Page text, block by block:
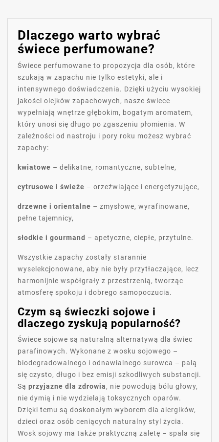
Dlaczego warto wybrać
świece perfumowane?
Świece perfumowane to propozycja dla osób, które
szukają w zapachu nie tylko estetyki, ale i
intensywnego doświadczenia. Dzięki użyciu wysokiej
jakości olejków zapachowych, nasze świece
wypełniają wnętrze głębokim, bogatym aromatem,
który unosi się długo po zgaszeniu płomienia. W
zależności od nastroju i pory roku możesz wybrać
zapachy:
kwiatowe – delikatne, romantyczne, subtelne,
cytrusowe i świeże – orzeźwiające i energetyzujące,
drzewne i orientalne – zmysłowe, wyrafinowane,
pełne tajemnicy,
słodkie i gourmand – apetyczne, ciepłe, przytulne.
Wszystkie zapachy zostały starannie
wyselekcjonowane, aby nie były przytłaczające, lecz
harmonijnie współgrały z przestrzenią, tworząc
atmosferę spokoju i dobrego samopoczucia.
Czym są świeczki sojowe i
dlaczego zyskują popularność?
Świece sojowe są naturalną alternatywą dla świec
parafinowych. Wykonane z wosku sojowego –
biodegradowalnego i odnawialnego surowca – palą
się czysto, długo i bez emisji szkodliwych substancji.
Są przyjazne dla zdrowia, nie powodują bólu głowy,
nie dymią i nie wydzielają toksycznych oparów.
Dzięki temu są doskonałym wyborem dla alergików,
dzieci oraz osób ceniących naturalny styl życia.
Wosk sojowy ma także praktyczną zaletę – spala się